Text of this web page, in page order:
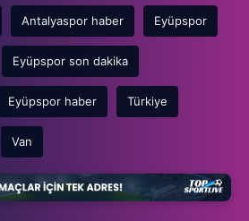
Antalyaspor haber Eyüpspor
Eyüpspor son dakika
Eyüpspor haber Türkiye
Van